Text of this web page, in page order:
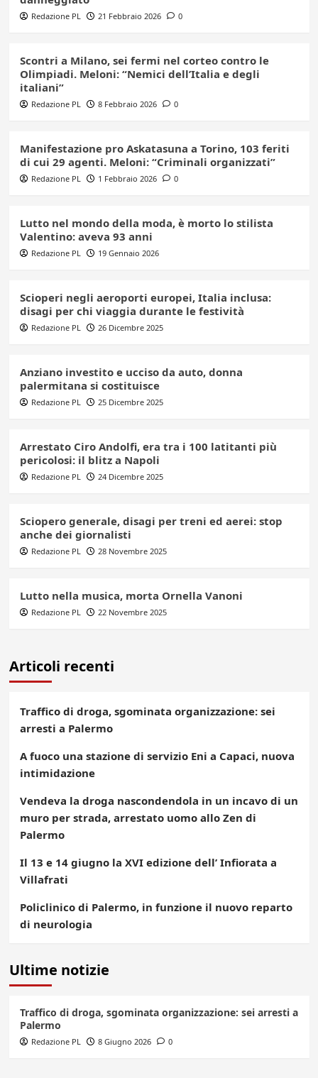
Redazione PL 21 Febbraio 2026 0
Scontri a Milano, sei fermi nel corteo contro le
Olimpiadi. Meloni: “Nemici dell’Italia e degli
italiani”
Redazione PL 8 Febbraio 2026 0
Manifestazione pro Askatasuna a Torino, 103 feriti
di cui 29 agenti. Meloni: “Criminali organizzati”
Redazione PL 1 Febbraio 2026 0
Lutto nel mondo della moda, è morto lo stilista
Valentino: aveva 93 anni
Redazione PL 19 Gennaio 2026
Scioperi negli aeroporti europei, Italia inclusa:
disagi per chi viaggia durante le festività
Redazione PL 26 Dicembre 2025
Anziano investito e ucciso da auto, donna
palermitana si costituisce
Redazione PL 25 Dicembre 2025
Arrestato Ciro Andolfi, era tra i 100 latitanti più
pericolosi: il blitz a Napoli
Redazione PL 24 Dicembre 2025
Sciopero generale, disagi per treni ed aerei: stop
anche dei giornalisti
Redazione PL 28 Novembre 2025
Lutto nella musica, morta Ornella Vanoni
Redazione PL 22 Novembre 2025
Articoli recenti
Traffico di droga, sgominata organizzazione: sei
arresti a Palermo
A fuoco una stazione di servizio Eni a Capaci, nuova
intimidazione
Vendeva la droga nascondendola in un incavo di un
muro per strada, arrestato uomo allo Zen di
Palermo
Il 13 e 14 giugno la XVI edizione dell’ Infiorata a
Villafrati
Policlinico di Palermo, in funzione il nuovo reparto
di neurologia
Ultime notizie
Traffico di droga, sgominata organizzazione: sei arresti a
Palermo
Redazione PL 8 Giugno 2026 0